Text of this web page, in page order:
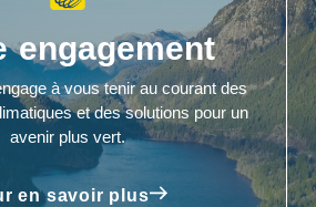
engagement
à vous tenir au courant des
et des solutions pour un
avenir plus vert.
en savoir plus